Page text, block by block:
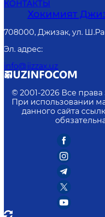
КОНТАКТЫ
Хокимият
708000, Джизак, ул.
Эл. адрес:
info@jizzax.uz
© 2001-2026 Все
При использовании
данного сайта